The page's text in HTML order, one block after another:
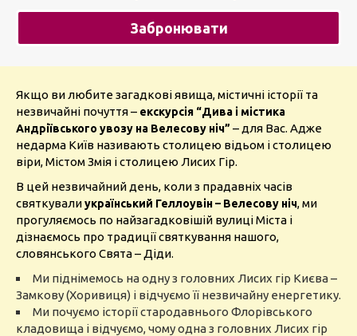
Забронювати
Якщо ви любите загадкові явища, містичні історії та
незвичайні почуття – екскурсія “Дива і містика
Андріївського увозу на Велесову ніч” – для Вас. Адже
недарма Київ називають столицею відьом і столицею
віри, Містом Змія і столицею Лисих Гір.
В цей незвичайний день, коли з прадавніх часів
святкувалиукраїнський Геллоувін – Велесову ніч, ми
прогуляємось по найзагадковішій вулиці Міста і
дізнаємось про традиції святкування нашого,
словянського Свята – Діди.
Ми піднімемось на одну з головних Лисих гір Києва –
Замкову (Хоривиця) і відчуємо її незвичайну енергетику.
Ми почуємо історії стародавнього Флорівського
кладовища і відчуємо, чому одна з головних Лисих гір